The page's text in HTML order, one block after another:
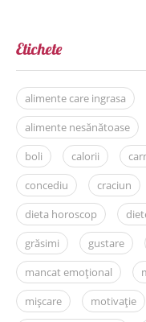
Etichete
alimente care ingrasa
alimente nesănătoase
boli
calorii
concediu
craciun
dieta horoscop
grăsimi
gustare
mancat emoțional
mișcare
motivație